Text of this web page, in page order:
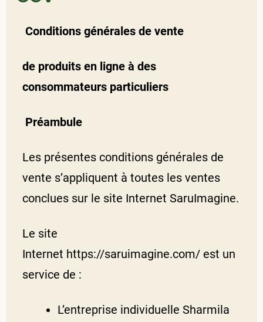
Conditions générales de vente
de produits en ligne à des
consommateurs particuliers
Préambule
Les présentes conditions générales de
vente s’appliquent à toutes les ventes
conclues sur le site Internet SaruImagine.
Le site
Internet https://saruimagine.com/ est un
service de :
L’entreprise individuelle Sharmila